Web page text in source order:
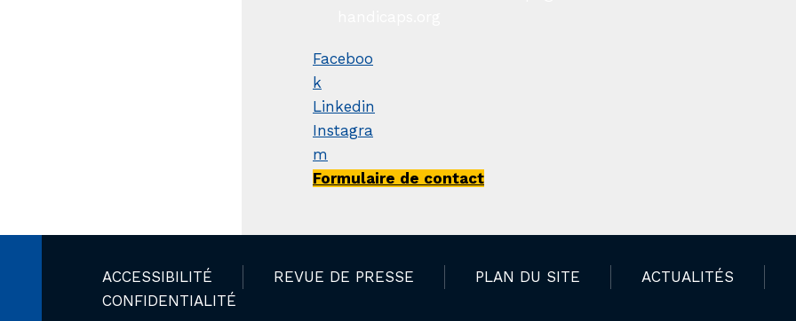
Faceboo
k
Linkedin
Instagra
m
Formulaire de contact
ACCESSIBILITÉ REVUE DE PRESSE PLAN DU SITE ACTUALITÉS
CONFIDENTIALITÉ